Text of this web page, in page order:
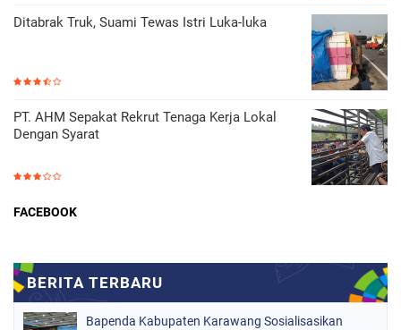
Ditabrak Truk, Suami Tewas Istri Luka-luka
PT. AHM Sepakat Rekrut Tenaga Kerja Lokal
Dengan Syarat
FACEBOOK
Bapenda Kabupaten Karawang Sosialisasikan